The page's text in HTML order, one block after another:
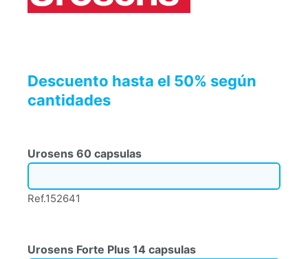
Descuento hasta el 50% según
cantidades
Urosens 60 capsulas
Ref.152641
Urosens Forte Plus 14 capsulas